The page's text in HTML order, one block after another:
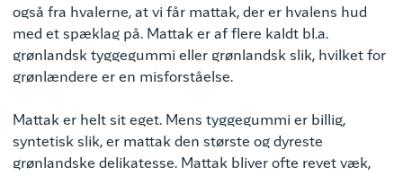
også fra hvalerne, at vi får mattak, der er hvalens hud
med et spæklag på. Mattak er af flere kaldt bl.a.
grønlandsk tyggegummi eller grønlandsk slik, hvilket for
grønlændere er en misforståelse.
Mattak er helt sit eget. Mens tyggegummi er billig,
syntetisk slik, er mattak den største og dyreste
grønlandske delikatesse. Mattak bliver ofte revet væk,